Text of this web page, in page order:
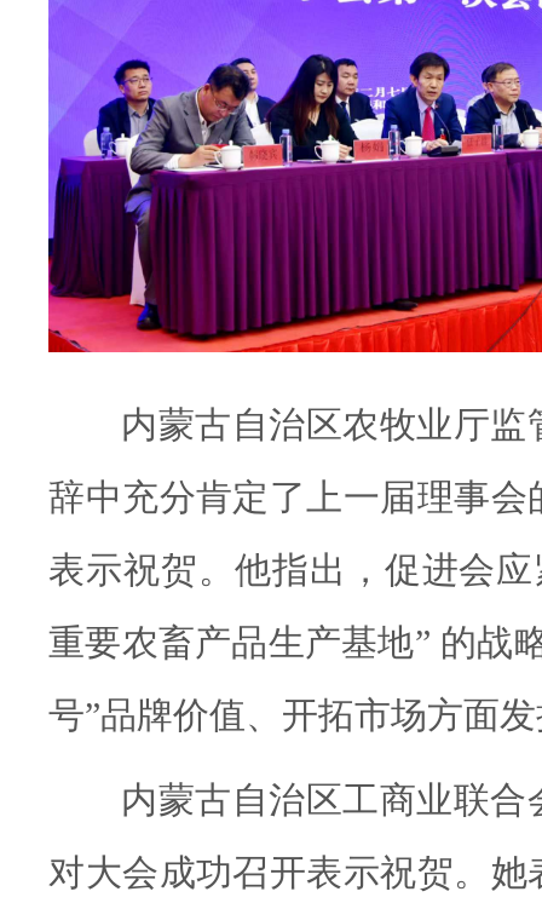
内蒙古自治区农牧业厅
辞中充分肯定了上一届理事
表示祝贺。他指出，促进会
重要农畜产品生产基地” 的战
号”品牌价值、开拓市场方面
内蒙古自治区工商业联
对大会成功召开表示祝贺。